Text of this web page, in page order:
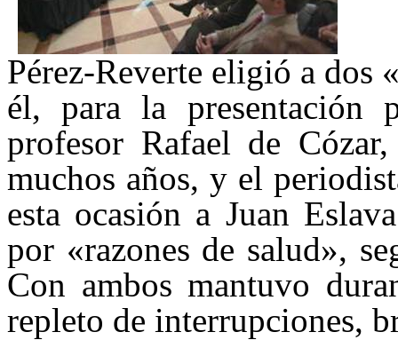
Pérez-Reverte eligió a dos
él, para la
profesor Rafael de
muchos años, y el
esta ocasión a Juan
por «razones de salud»,
Con ambos mantuvo
repleto de interrupciones,